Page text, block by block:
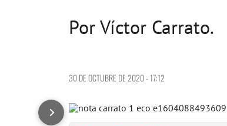
Por Víctor Carrato.
30 DE OCTUBRE DE 2020 - 17:12